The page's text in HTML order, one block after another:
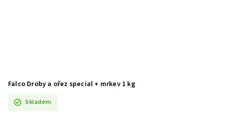
Falco Droby a ořez special + mrkev 1 kg
Skladem